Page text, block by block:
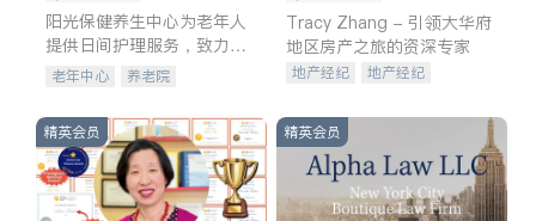
阳光保健养生中心为老年人
提供日间护理服务，致力于
通过持续的护理创新来有效
老年中心 养老院
Tracy Zhang - 引领大华府
地区房产之旅的资深专家
地产经纪
地产经纪
商铺租售
精英会员 精英会员